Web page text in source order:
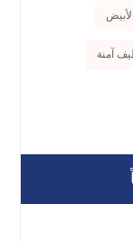
آمنة